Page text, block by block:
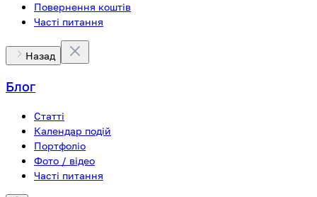
Повернення коштів
Часті питання
Назад
Блог
Статті
Календар подій
Портфоліо
Фото / відео
Часті питання